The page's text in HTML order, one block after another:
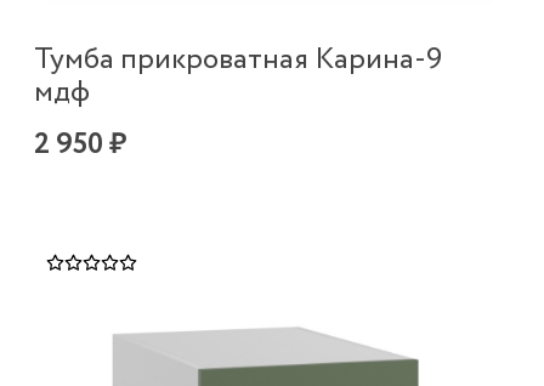
Тумба прикроватная Карина-9
мдф
2 950 ₽